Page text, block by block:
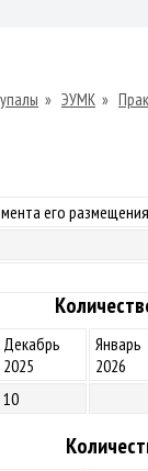
» ЭУМК »
его
Декабрь
2025
Январь
2026
10